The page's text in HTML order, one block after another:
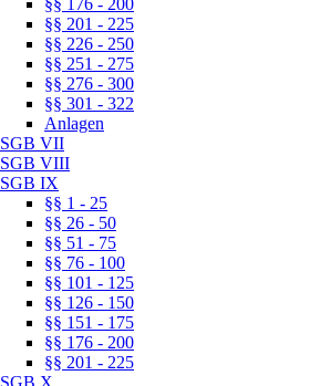
§§ 201 - 225
§§ 226 - 250
§§ 251 - 275
§§ 276 - 300
§§ 301 - 322
Anlagen
SGB VII
SGB VIII
SGB IX
§§ 1 - 25
§§ 26 - 50
§§ 51 - 75
§§ 76 - 100
§§ 101 - 125
§§ 126 - 150
§§ 151 - 175
§§ 176 - 200
§§ 201 - 225
SGB X